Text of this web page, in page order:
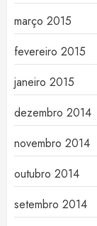
março 2015
fevereiro 2015
janeiro 2015
dezembro 2014
novembro 2014
outubro 2014
setembro 2014